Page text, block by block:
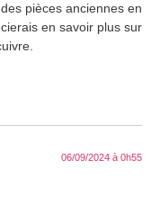
pièces anciennes en
en savoir plus sur
06/09/2024 à 0h55